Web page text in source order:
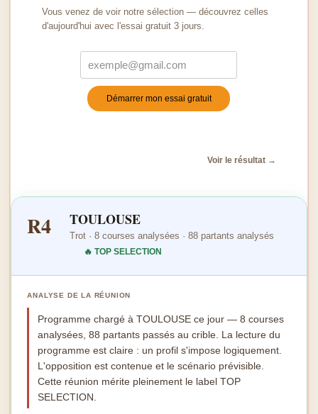
Vous venez de voir notre sélection — découvrez celles
d'aujourd'hui avec l'essai gratuit 3 jours.
Démarrer mon essai gratuit
Voir le résultat →
R4 TOULOUSE
Trot · 8 courses analysées · 88 partants analysés
🔥 TOP SELECTION
ANALYSE DE LA RÉUNION
Programme chargé à TOULOUSE ce jour — 8 courses
analysées, 88 partants passés au crible. La lecture du
programme est claire : un profil s'impose logiquement.
L'opposition est contenue et le scénario prévisible.
Cette réunion mérite pleinement le label TOP
SELECTION.